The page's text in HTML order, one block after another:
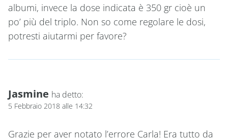
albumi, invece la dose indicata è 350 gr cioè un
po’ più del triplo. Non so come regolare le dosi,
potresti aiutarmi per favore?
Jasmine ha detto:
5 Febbraio 2018 alle 14:32
Grazie per aver notato l’errore Carla! Era tutto da